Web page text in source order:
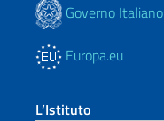
Governo Italiano
Europa.eu
L’Istituto